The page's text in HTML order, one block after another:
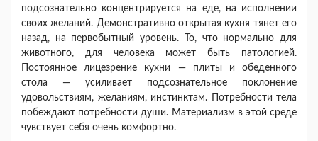
подсознательно концентрируется на еде, на исполнении
своих желаний. Демонстративно от­крытая кухня тянет его
назад, на первобытный уро­вень. То, что нормально для
животного, для челове­ка может быть патологией.
Постоянное лицезрение кухни — плиты и обеденного
стола — усиливает подсознательное поклонение
удовольствиям, жела­ниям, инстинктам. Потребности тела
побеждают по­требности души. Материализм в этой среде
чувству­ет себя очень комфортно.